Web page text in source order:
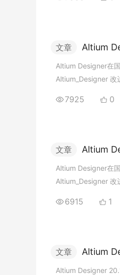
文章 Altium D
Altium Designer在国
Altium Designer 改
7925 0
文章 Altium D
Altium Designer在国
Altium Designer 改
6915 1
文章 Altium D
Altium Designer 20.